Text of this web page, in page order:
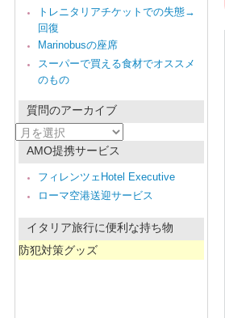
トレニタリアチケットでの失態→
回復
Marinobusの座席
スーパーで買える食材でオススメ
のもの
質問のアーカイブ
質
問
AMO提携サービス
フィレンツェHotel Executive
ローマ空港送迎サービス
イタリア旅行に便利な持ち物
防犯対策グッズ